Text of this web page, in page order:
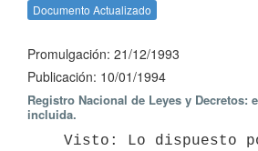
Documento Actualizado
Promulgación: 21/12/1993
Publicación: 10/01/1994
Registro Nacional de Leyes y Decretos:
incluida.